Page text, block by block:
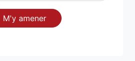
M'y amener